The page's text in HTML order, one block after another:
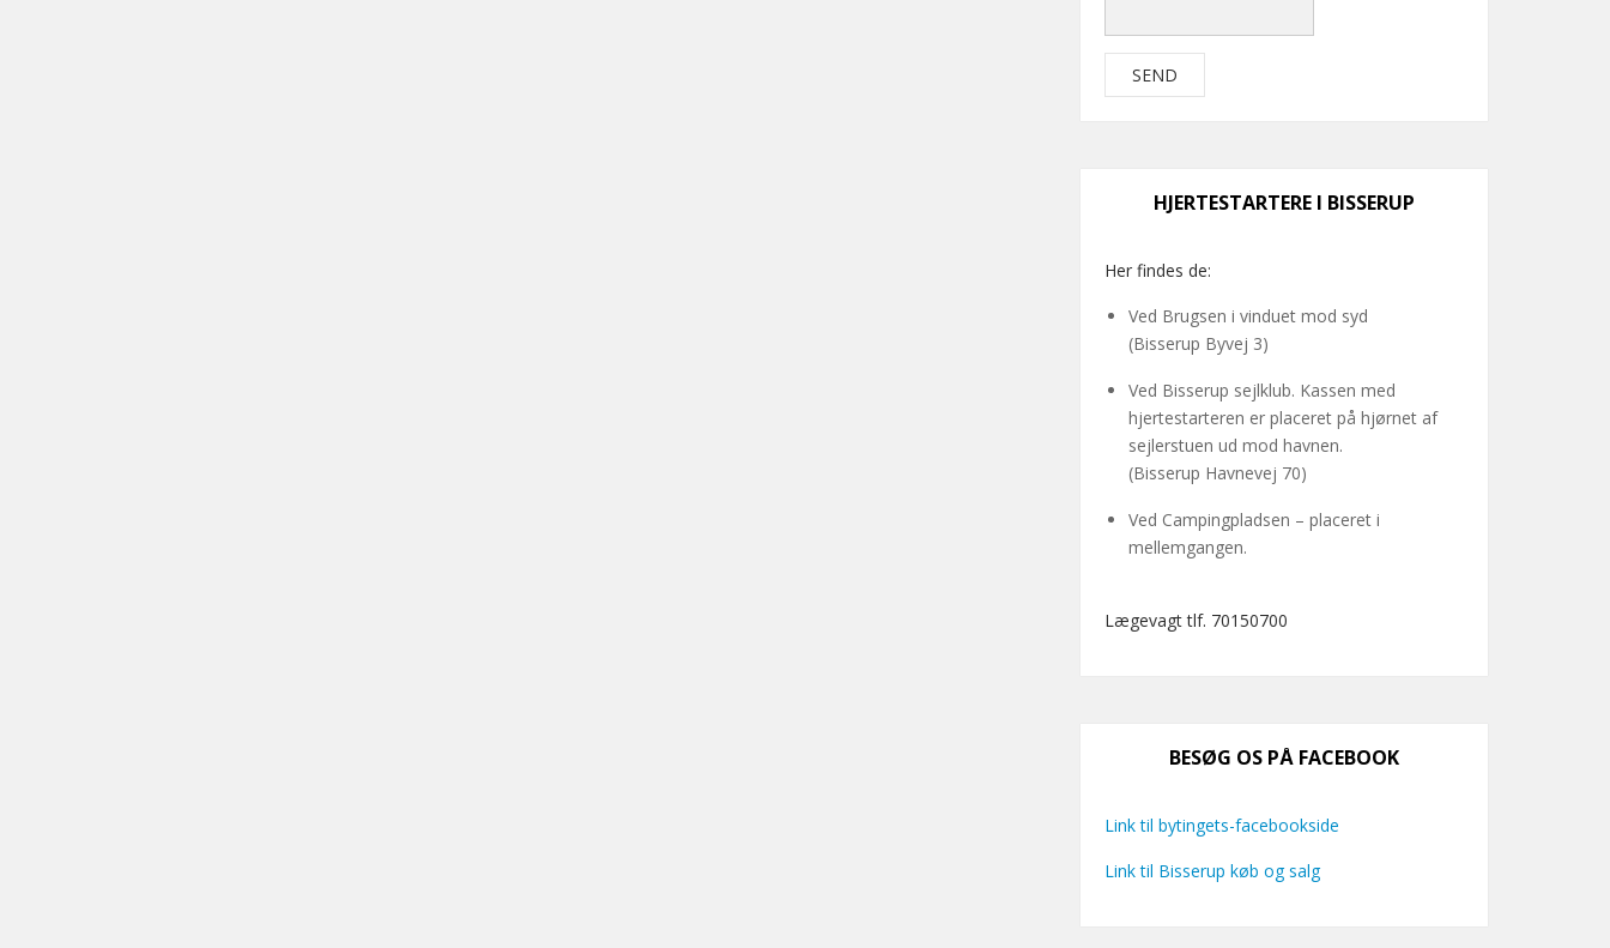
HJERTESTARTERE I BISSERUP
Her findes de:
Ved Brugsen i vinduet mod syd
(Bisserup Byvej 3)
Ved Bisserup sejlklub. Kassen med
hjertestarteren er placeret på hjørnet af
sejlerstuen ud mod havnen.
(Bisserup Havnevej 70)
Ved Campingpladsen – placeret i
mellemgangen.
Lægevagt tlf. 70150700
BESØG OS PÅ FACEBOOK
Link til bytingets-facebookside
Link til Bisserup køb og salg